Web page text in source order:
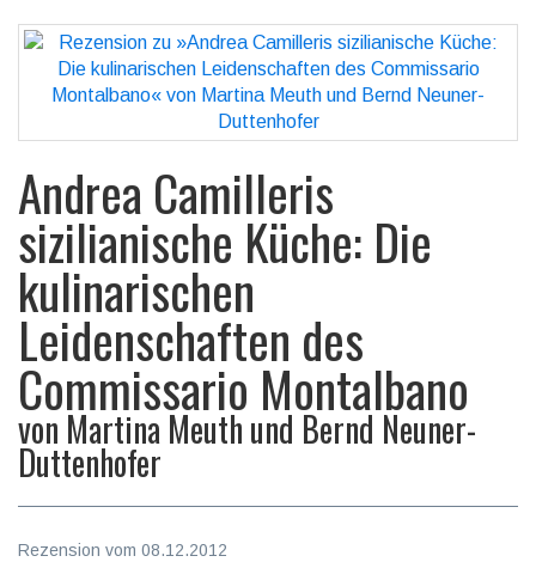
Andrea Camilleris
sizilianische Küche: Die
kulinarischen
Leidenschaften des
Commissario Montalbano
von Martina Meuth und Bernd Neuner-
Duttenhofer
Rezension vom 08.12.2012